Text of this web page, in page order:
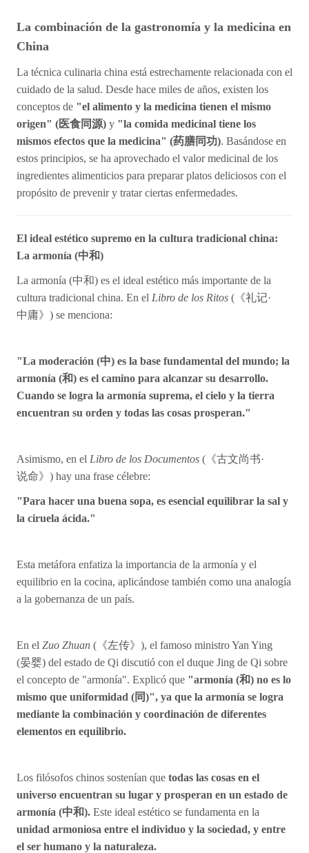
La combinación de la gastronomía y la medicina en
China
La técnica culinaria china está estrechamente relacionada con el
cuidado de la salud. Desde hace miles de años, existen los
conceptos de "el alimento y la medicina tienen el mismo
origen" (医食同源) y "la comida medicinal tiene los
mismos efectos que la medicina" (药膳同功). Basándose en
estos principios, se ha aprovechado el valor medicinal de los
ingredientes alimenticios para preparar platos deliciosos con el
propósito de prevenir y tratar ciertas enfermedades.
El ideal estético supremo en la cultura tradicional china:
La armonía (中和)
La armonía (中和) es el ideal estético más importante de la
cultura tradicional china. En el Libro de los Ritos (《礼记·
中庸》) se menciona:
"La moderación (中) es la base fundamental del mundo; la
armonía (和) es el camino para alcanzar su desarrollo.
Cuando se logra la armonía suprema, el cielo y la tierra
encuentran su orden y todas las cosas prosperan."
Asimismo, en el Libro de los Documentos ( 《古文尚书·
说命》) hay una frase célebre:
"Para hacer una buena sopa, es esencial equilibrar la sal y
la ciruela ácida."
Esta metáfora enfatiza la importancia de la armonía y el
equilibrio en la cocina, aplicándose también como una analogía
a la gobernanza de un país.
En el Zuo Zhuan ( 《左传》), el famoso ministro Yan Ying
(晏婴) del estado de Qi discutió con el duque Jing de Qi sobre
el concepto de "armonía". Explicó que "armonía (和) no es lo
mismo que uniformidad (同)", ya que la armonía se logra
mediante la combinación y coordinación de diferentes
elementos en equilibrio.
Los filósofos chinos sostenían que todas las cosas en el
universo encuentran su lugar y prosperan en un estado de
armonía (中和). Este ideal estético se fundamenta en la
unidad armoniosa entre el individuo y la sociedad, y entre
el ser humano y la naturaleza.